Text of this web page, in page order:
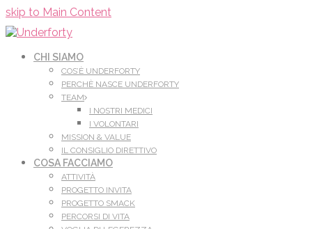
skip to Main Content
CHI SIAMO
COS’È UNDERFORTY
PERCHÈ NASCE UNDERFORTY
TEAM
I NOSTRI MEDICI
I VOLONTARI
MISSION & VALUE
IL CONSIGLIO DIRETTIVO
COSA FACCIAMO
ATTIVITÀ
PROGETTO INVITA
PROGETTO SMACK
PERCORSI DI VITA